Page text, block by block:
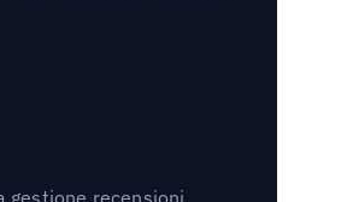
gestione recensioni